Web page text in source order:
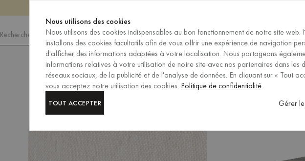
Recherche FR/EUR
SÉLECTION DE LA RÉGION ET
Nous utilisons des cookies
Nous utilisons des cookies indispensables au bon fonctionnement de notre site web.
installons des cookies facultatifs afin de vous offrir une expérience de navigation
d'afficher des informations adaptées à votre localisation. Nous partageons
informations relatives à votre utilisation de notre site avec nos partenaires dans les
réseaux sociaux, de la publicité et de l'analyse de données. En cliquant sur « Tout
vous acceptez notre utilisation des cookies. Politique de confidentialité.
TOUT ACCEPTER Gérer